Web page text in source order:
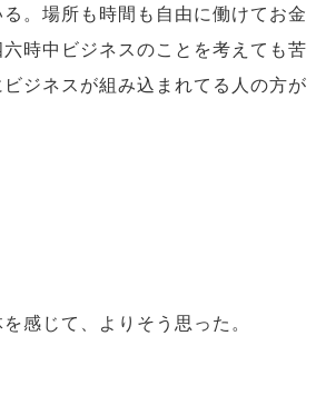
。場所も時間も自由に働けてお金
時中ビジネスのことを考えても苦
ジネスが組み込まれてる人の方が
感じて、よりそう思った。